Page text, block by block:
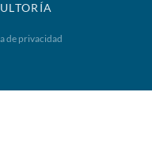
de privacidad